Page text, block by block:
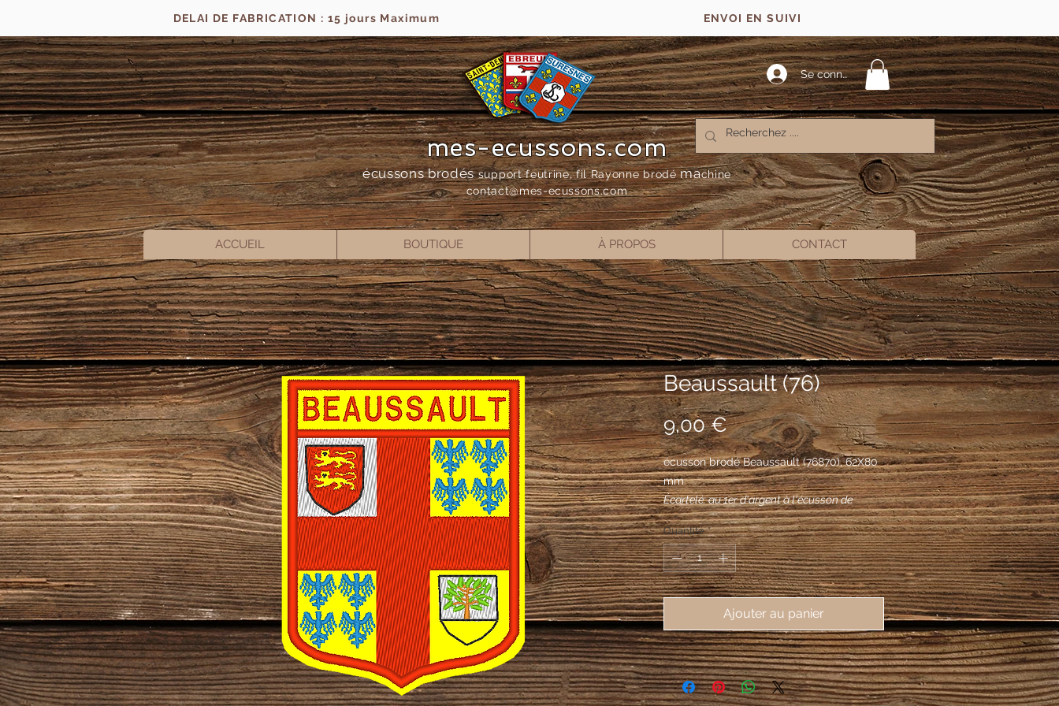
DELAI DE FABRICATION : 15 jours Maximum ENVOI EN SUIVI
Se connecter
mes-ecussons.com
écussons brodés support feutrine, fil Rayonne brodémachine
contact@mes-ecussons.com
ACCUEIL BOUTIQUE À PROPOS CONTACT
Beaussault (76)
9,00 €Prix
écusson brodé Beaussault (76870), 62X80
mm
Écartelé: au 1er d'argent à l'écusson de
gueules chargé de deux léopards d'or, armés
et lampassés d'azur, l'un au-dessus de
l'autre, aux 2e et 3e d'or à quatre alérions
d'azur, 2 et 2, au 4e d'or à l'écusson d'agent
chargé d'un chêne au naturel terrasse d'or; à
la croix de gueules brochant sur la partition.
Quantité *
Ajouter au panier